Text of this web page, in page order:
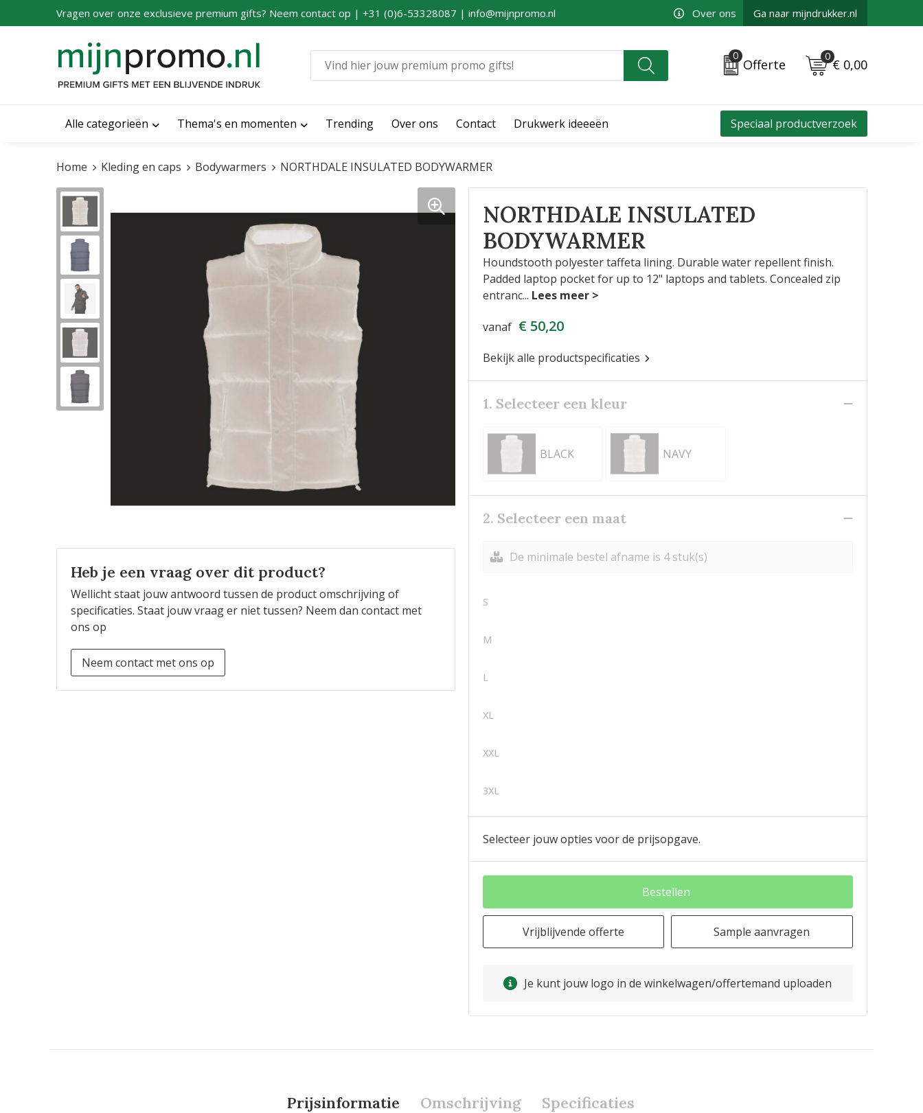
Vragen over onze exclusieve premium gifts? Neem contact op | +31 (0)6-53328087 | info@mijnpromo.nl Over ons Ga naar mijndrukker.nl
0
Offerte
0
€ 0,00
Alle categorieën Thema's en momenten Trending Over ons Contact Drukwerk ideeeën Speciaal productverzoek
Home Kleding en caps Bodywarmers NORTHDALE INSULATED BODYWARMER
Heb je een vraag over dit product?
Wellicht staat jouw antwoord tussen de product omschrijving of
specificaties. Staat jouw vraag er niet tussen? Neem dan contact met
ons op
Neem contact met ons op
NORTHDALE INSULATED
BODYWARMER
Houndstooth polyester taffeta lining. Durable water repellent finish.
Padded laptop pocket for up to 12" laptops and tablets. Concealed zip
entranc...
vanaf € 50,20
Bekijk alle productspecificaties
1. Selecteer een kleur
BLACK NAVY
2. Selecteer een maat
De minimale bestel afname is 4 stuk(s)
S
M
L
XL
XXL
3XL
Selecteer jouw opties voor de prijsopgave.
Bestellen
Vrijblijvende offerte Sample aanvragen
Je kunt jouw logo in de winkelwagen/offertemand uploaden
Prijsinformatie Omschrijving Specificaties